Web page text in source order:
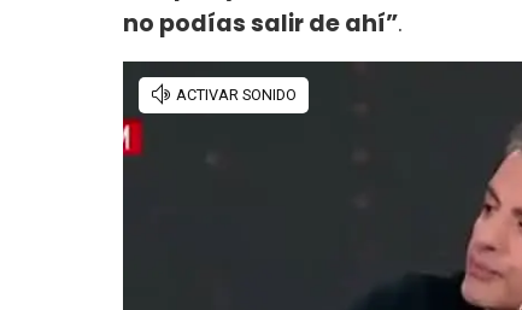
no podías salir de ahí”.